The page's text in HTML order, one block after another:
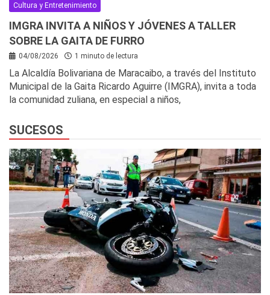
Cultura y Entretenimiento
IMGRA INVITA A NIÑOS Y JÓVENES A TALLER
SOBRE LA GAITA DE FURRO
04/08/2026 1 minuto de lectura
La Alcaldía Bolivariana de Maracaibo, a través del Instituto
Municipal de la Gaita Ricardo Aguirre (IMGRA), invita a toda
la comunidad zuliana, en especial a niños,
SUCESOS